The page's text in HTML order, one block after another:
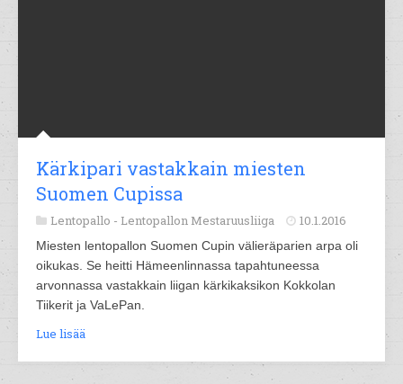
Kärkipari vastakkain miesten
Suomen Cupissa
Lentopallo - Lentopallon Mestaruusliiga 10.1.2016
Miesten lentopallon Suomen Cupin välieräparien arpa oli
oikukas. Se heitti Hämeenlinnassa tapahtuneessa
arvonnassa vastakkain liigan kärkikaksikon Kokkolan
Tiikerit ja VaLePan.
Lue lisää